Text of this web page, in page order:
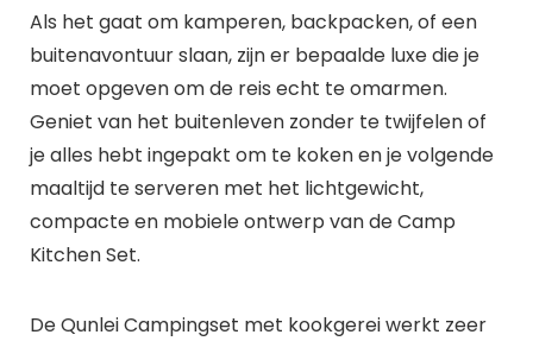
Als het gaat om kamperen, backpacken, of een
buitenavontuur slaan, zijn er bepaalde luxe die je
moet opgeven om de reis echt te omarmen.
Geniet van het buitenleven zonder te twijfelen of
je alles hebt ingepakt om te koken en je volgende
maaltijd te serveren met het lichtgewicht,
compacte en mobiele ontwerp van de Camp
Kitchen Set.
De Qunlei Campingset met kookgerei werkt zeer